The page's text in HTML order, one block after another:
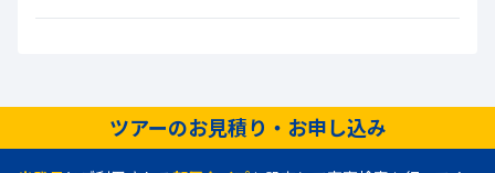
ツアーのお見積り・お申し込み